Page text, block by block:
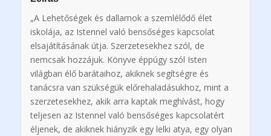
„A Lehetőségek és dallamoka szemlélődő élet
iskolája, az Istennel való bensőséges kapcsolat
elsajátításának útja. Szerzetesekhez szól, de
nemcsak hozzájuk. Könyve éppúgy szól Isten
világban élő barátaihoz, akiknek segítségre és
tanácsra van szükségük előrehaladásukhoz, mint a
szerzetesekhez, akik arra kaptak meghívást, hogy
teljesen az Istennel való bensőséges kapcsolatért
éljenek, de akiknek hiányzik egy lelki atya, egy olyan